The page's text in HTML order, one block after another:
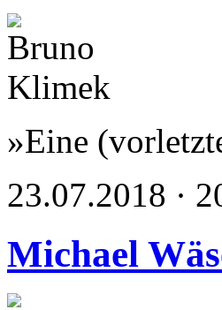
»Eine
23.07.2018 ·
Michael